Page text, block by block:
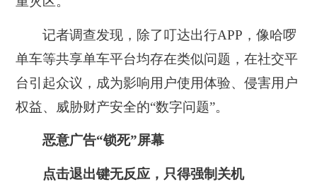
记者调查发现，除了叮达出行APP，像哈啰
单车等共享单车平台均存在类似问题，在社交平
台引起众议，成为影响用户使用体验、侵害用户
权益、威胁财产安全的“数字问题”。
恶意广告“锁死”屏幕
点击退出键无反应，只得强制关机